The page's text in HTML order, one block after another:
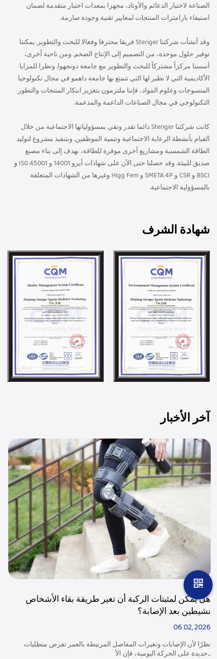
الصناعة لاختبار الدعائم والأوتاد، مجهزا بمعدات اختبار متقدمة لضمان
استيفاء بارامترات المنتجات لمعايير تقنية وجودة صارمة.
وقد أنشأت شركتنا Steriger فريقا محترفا وفعالا للبحث والتطوير. يمكننا
توفير حلول موحدة، من التصميم إلى الإنتاج الضخم. ومن ناحية أخرى،
أسسنا مركزاً مشتركاً للبحث والتطوير مع جامعة دونجهوا. ونظرا للمزايا
الأكاديمية التي لا نظير لها التي تتمتع بها جامعة داهمو في مجال تكنولوجيا
المنسوجات وعلوم المواد، فإننا ملتزمون بتعزيز ابتكار المنتجات والتطور
التكنولوجي في مجال الصناعات الداعمة والمدعمة.
كانت شركتنا Steriger دائما تقدر وتفي بمسؤولياتها الاجتماعية من خلال
القيام بأنشطة الرعاية الاجتماعية وتنمية الموظفين. وبتنفيذ مشروع لتوليد
الطاقة الشمسية ومشاريع أخرى موفرة للطاقة، نهدف إلى بناء مصنع
صديق للبيئة. وقد حصلنا حتى الآن على شهادات أيزو 14001 و IS0 45001 و
BSCI و CSR و SMETA 4P و Higg Fem وغيرها من الشهادات المتعلقة
بالمسؤولية الاجتماعية.
شهادة الشرف
آخر الأخبار
هل يمكن لمثبتات الركبة أن تغير طريقة بقاء الأشخاص
نشيطين بعد الإصابة؟
06 02, 2026
نظرًا لأن الإصابات وتغيرات المفاصل المرتبطة بالعمر تفرض متطلبات
جديدة على الحركة اليومية، فإن الأ...